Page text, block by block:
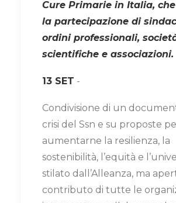
Cure Primarie in Italia,
la partecipazione di
ordini professionali,
scientifiche e associazioni.
13 SET -
Condivisione di un
crisi del Ssn e su proposte
aumentarne la resilienza, la
sostenibilità, l’equità e
stilato dall’Alleanza, ma
contributo di tutte le